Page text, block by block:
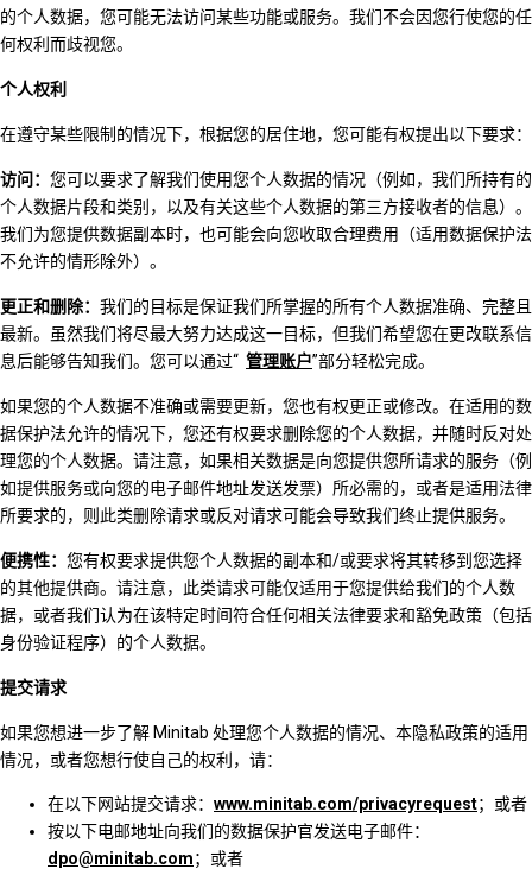
的个人数据，您可能无法访问某些功能或服务。我们不会因您行使您的任
何权利而歧视您。
个人权利
在遵守某些限制的情况下，根据您的居住地，您可能有权提出以下要求：
访问： 您可以要求了解我们使用您个人数据的情况（例如，我们所持有的
个人数据片段和类别，以及有关这些个人数据的第三方接收者的信息）。
我们为您提供数据副本时，也可能会向您收取合理费用（适用数据保护法
不允许的情形除外）。
更正和删除： 我们的目标是保证我们所掌握的所有个人数据准确、完整且
最新。虽然我们将尽最大努力达成这一目标，但我们希望您在更改联系信
息后能够告知我们。您可以通过“ 管理账户”部分轻松完成。
如果您的个人数据不准确或需要更新，您也有权更正或修改。在适用的数
据保护法允许的情况下，您还有权要求删除您的个人数据，并随时反对处
理您的个人数据。请注意，如果相关数据是向您提供您所请求的服务（例
如提供服务或向您的电子邮件地址发送发票）所必需的，或者是适用法律
所要求的，则此类删除请求或反对请求可能会导致我们终止提供服务。
便携性： 您有权要求提供您个人数据的副本和/或要求将其转移到您选择
的其他提供商。请注意，此类请求可能仅适用于您提供给我们的个人数
据，或者我们认为在该特定时间符合任何相关法律要求和豁免政策（包括
身份验证程序）的个人数据。
提交请求
如果您想进一步了解 Minitab 处理您个人数据的情况、本隐私政策的适用
情况，或者您想行使自己的权利，请：
在以下网站提交请求： www.minitab.com/privacyrequest；或者
按以下电邮地址向我们的数据保护官发送电子邮件：
dpo@minitab.com；或者